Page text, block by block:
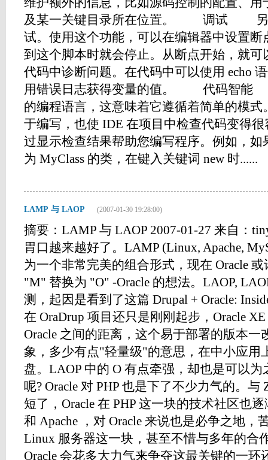
及某一关键目录所在位置。 调试 另
试。使用这个功能，可以在编辑器中设置断
到这个脚本时就会停止。从断点开始，就
代码中诊断问题。在代码中可以使用 echo
用错误日志获得变量的值。 代码智能
的编程语言，这意味着它遵循着简单的模
于编写，也使 IDE 在项目中检查代码变得
过显示检查结果帮助您编写程序。例如，
为 MyClass 的类，在键入关键词 new 时......
LAMP 与 LAOP (2007-01-30 19:28:00)
摘要：LAMP 与 LAOP 2007-01-27 来自：
胃口越来越好了。LAMP (Linux, Apache,
为一个非常完美的组合形式，现在 Oracle
"M" 替换为 "O" -Oracle 的想法。LAOP,
测，起因是看到了这篇 Drupal + Oracle:
在 OraDrup 项目还只是刚刚起步，Oracle
Oracle 之间的距离，这个易于部署的版本一
象，多少有点"轻量级"的意思，在中小应用
盘。LAOP 中的 O 有点牵强，却也是可以为
呢? Oracle 对 PHP 也是下了不少力气的。
短了，Oracle 在 PHP 这一块的技术社区也
和 Apache ，对 Oracle 来说也是必争之地，
Linux 服务器这一块，甚至不惜与多年的合
Oracle 会花多大力气来争夺这最关键的一